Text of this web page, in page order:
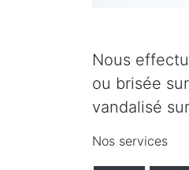
Nous
ou brisée
vandalisé
Nos services